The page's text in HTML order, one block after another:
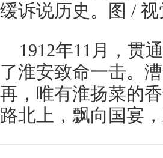
缓诉说历史。图 / 视
1912年11月，贯
了淮安致命一击。
再，唯有淮扬菜的
路北上，飘向国宴